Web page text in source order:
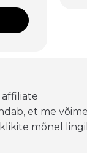
et me võime
mõnel lingil